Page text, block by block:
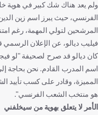
ولم يعد هناك شك كبير في هوية
الفرنسي، حيث يبرز اسم زين
المرشحين لتولي المهمة، رغم
فيليب ديالو، عن الإعلان الرسمي
كان ديالو قد صرح لصحيفة "لو
اسم المدرب القادم. نحن بحاجة
المميزة، وقادر على كسب تأييد
هو منتخب الشعب الفرنسي".
الأمر لا يتعلق بهوية من سيخلفني